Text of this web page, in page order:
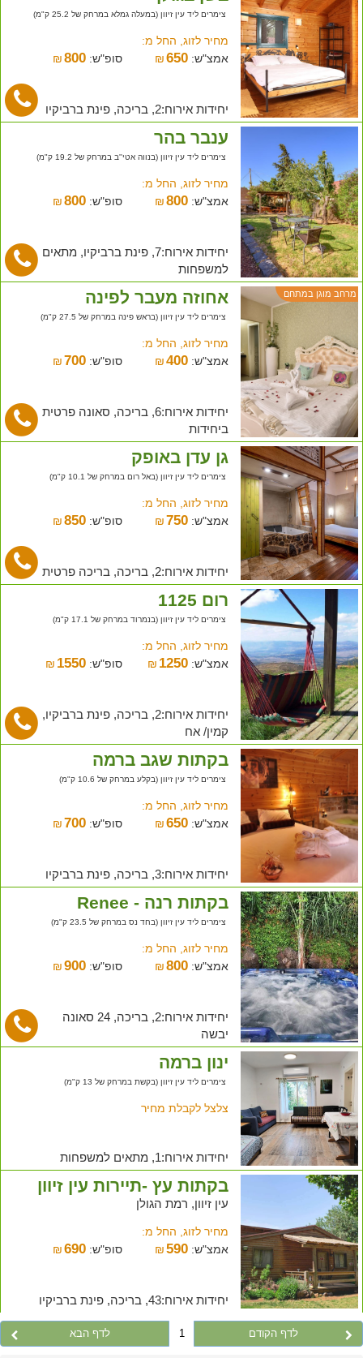
צימרים ליד עין זיוון (במעלה גמלא במרחק של 25.2 ק"מ)
מחיר לזוג, החל מ:
אמצ"ש:
₪650 סופ"ש: ₪ 800
יחידות אירוח:2, בריכה, פינת ברביקיו
ענבר בהר
צימרים ליד עין זיוון (בנווה אטי''ב במרחק של 19.2 ק"מ)
מחיר לזוג, החל מ:
אמצ"ש:
₪800 סופ"ש: ₪ 800
יחידות אירוח:7, פינת ברביקיו, מתאים
למשפחות
מרחב מוגן במתחם אחוזה מעבר לפינה
צימרים ליד עין זיוון (בראש פינה במרחק של 27.5 ק"מ)
מחיר לזוג, החל מ:
אמצ"ש:
₪400 סופ"ש: ₪ 700
יחידות אירוח:6, בריכה, סאונה פרטית
ביחידות
גן עדן באופק
צימרים ליד עין זיוון (באל רום במרחק של 10.1 ק"מ)
מחיר לזוג, החל מ:
אמצ"ש:
₪750 סופ"ש: ₪ 850
יחידות אירוח:2, בריכה, בריכה פרטית
רום 1125
צימרים ליד עין זיוון (בנמרוד במרחק של 17.1 ק"מ)
מחיר לזוג, החל מ:
אמצ"ש:
₪ 1250 סופ"ש: ₪ 1550
יחידות אירוח:2, בריכה, פינת ברביקיו,
קמין/ אח
בקתות שגב ברמה
צימרים ליד עין זיוון (בקלע במרחק של 10.6 ק"מ)
מחיר לזוג, החל מ:
אמצ"ש:
₪650 סופ"ש: ₪ 700
יחידות אירוח:3, בריכה, פינת ברביקיו
בקתות רנה - Renee
צימרים ליד עין זיוון (בחד נס במרחק של 23.5 ק"מ)
מחיר לזוג, החל מ:
אמצ"ש:
₪800 סופ"ש: ₪ 900
יחידות אירוח:2, בריכה, 24 סאונה
יבשה
ינון ברמה
צימרים ליד עין זיוון (בקשת במרחק של 13 ק"מ)
צלצל לקבלת מחיר
יחידות אירוח:1, מתאים למשפחות
בקתות עץ -תיירות עין זיוון
עין זיוון, רמת הגולן
מחיר לזוג, החל מ:
אמצ"ש:
₪590 סופ"ש: ₪ 690
יחידות אירוח:43, בריכה, פינת ברביקיו
לדף הקודם 1 לדף הבא